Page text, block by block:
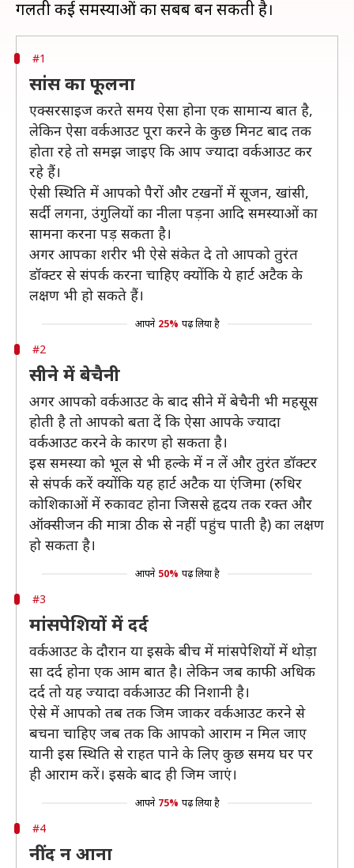
#1
सांस का फूलना
एक्सरसाइज करते समय ऐसा होना एक सामान्य बात है,
लेकिन ऐसा वर्कआउट पूरा करने के कुछ मिनट बाद तक
होता रहे तो समझ जाइए कि आप ज्यादा वर्कआउट कर
रहे हैं।
ऐसी स्थिति में आपको पैरों और टखनों में सूजन, खांसी,
सर्दी लगना, उंगुलियों का नीला पड़ना आदि समस्याओं का
सामना करना पड़ सकता है।
अगर आपका शरीर भी ऐसे संकेत दे तो आपको तुरंत
डॉक्टर से संपर्क करना चाहिए क्योंकि ये हार्ट अटैक के
लक्षण भी हो सकते हैं।
आपने 25% पढ़ लिया है
#2
सीने में बेचैनी
अगर आपको वर्कआउट के बाद सीने में बेचैनी भी महसूस
होती है तो आपको बता दें कि ऐसा आपके ज्यादा
वर्कआउट करने के कारण हो सकता है।
इस समस्या को भूल से भी हल्के में न लें और तुरंत डॉक्टर
से संपर्क करें क्योंकि यह हार्ट अटैक या एंजिमा (रुधिर
कोशिकाओं में रुकावट होना जिससे हृदय तक रक्त और
ऑक्सीजन की मात्रा ठीक से नहीं पहुंच पाती है) का लक्षण
हो सकता है।
आपने 50% पढ़ लिया है
#3
मांसपेशियों में दर्द
वर्कआउट के दौरान या इसके बीच में मांसपेशियों में थोड़ा
सा दर्द होना एक आम बात है। लेकिन जब काफी अधिक
दर्द तो यह ज्यादा वर्कआउट की निशानी है।
ऐसे में आपको तब तक जिम जाकर वर्कआउट करने से
बचना चाहिए जब तक कि आपको आराम न मिल जाए
यानी इस स्थिति से राहत पाने के लिए कुछ समय घर पर
ही आराम करें। इसके बाद ही जिम जाएं।
आपने 75% पढ़ लिया है
#4
नींद न आना